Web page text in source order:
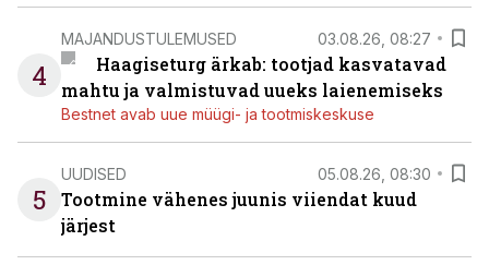
4
MAJANDUSTULEMUSED 03.08.26, 08:27
Haagiseturg ärkab: tootjad kasvatavad
mahtu ja valmistuvad uueks laienemiseks
Bestnet avab uue müügi- ja tootmiskeskuse
5
UUDISED 05.08.26, 08:30
Tootmine vähenes juunis viiendat kuud
järjest